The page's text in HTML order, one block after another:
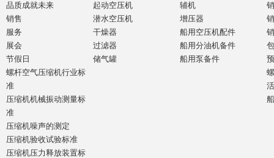
品质成就未来
销售
服务
展会
节假日
螺杆空气压缩机行业标
准
压缩机机械振动测量标
准
压缩机噪声的测定
压缩机验收试验标准
压缩机压力释放装置标
起动空压机
潜水空压机
干燥器
过滤器
储气罐
辅机
增压器
船用空压机配件
船用分油机备件
船用泵备件